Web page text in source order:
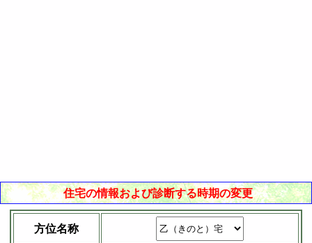
住宅の情報および診断する時期の変更
方位名称